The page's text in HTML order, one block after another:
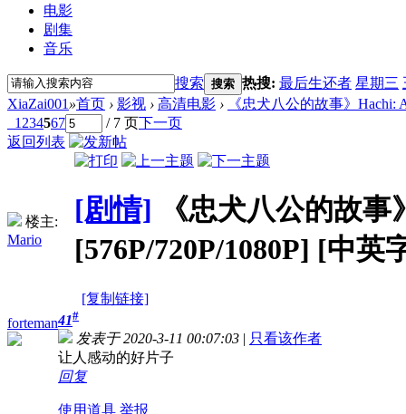
电影
剧集
音乐
搜索 搜索 热搜: 最后生还者 星期三
XiaZai001 »首页 › 影视 › 高清电影 ›
《忠犬八公的故事》Hachi:
1 234567 / 7 页下一页
返回列表
楼主:
Mario
[剧情]
《忠犬八公的故事
[576P/720P/1080P] [中英
[复制链接]
forteman41#
发表于 2020-3-11 00:07:03 | 只看该作者
让人感动的好片子
回复
使用道具 举报